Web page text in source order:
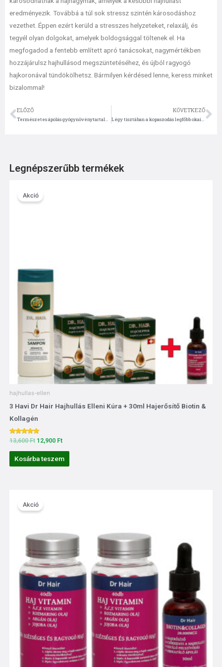
eredményezik. Továbbá a túl sok stressz szintén károsodáshoz
vezethet. Éppen ezért kerüld a stresszes helyzeteket, relaxálj, és
tegyél olyan dolgokat, amelyek boldogsággal töltenek el. Ha
megfogadod a fentebb említett apró tanácsokat, nagymértékben
hozzájárulsz hajhullásod megszüntetéséhez, és újból ragyogó
hajkoronával tündökölhetsz. Bármilyen kérdésed lenne, keress minket
bizalommal!
Előző
ELŐZŐ
Természetes ápolás gyógynövénytartalmú hajregeneráló szerekkel
KÖVETKEZŐ
Légy tisztában a kopaszodás legfőbb okaival!
Legnépszerűbb termékek
Akció
hajhullas-ellen
3 Havi Dr Hair Hajhullás Elleni Kúra + 30ml Hajerősítő Biotin &
Kollagén
Értékelés:
5.00
/ 5
13,600Ft
price
was:
12,900 Ft
Kosárba teszem
Akcióprice
was: